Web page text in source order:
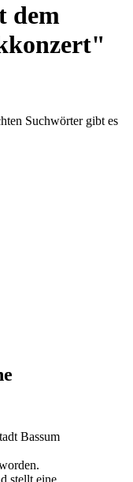
dem
Suchwörter gibt es
Bassum